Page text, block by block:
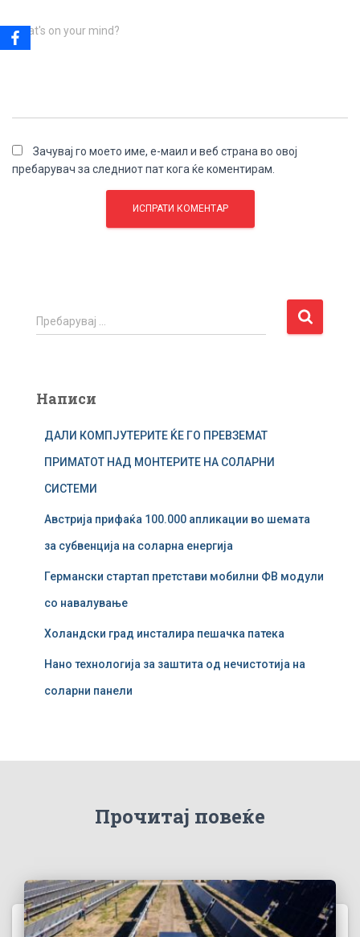
What's on your mind?
Зачувај го моето име, е-маил и веб страна во овој
пребарувач за следниот пат кога ќе коментирам.
П
р
р
Пребарувај …
Написи
ДАЛИ КОМПЈУТЕРИТЕ ЌЕ ГО ПРЕВЗЕМАТ
ПРИМАТОТ НАД МОНТЕРИТЕ НА СОЛАРНИ
СИСТЕМИ
Австрија прифаќа 100.000 апликации во шемата
за субвенција на соларна енергија
Германски стартап претстави мобилни ФВ модули
со навалување
Холандски град инсталира пешачка патека
Нано технологија за заштита од нечистотија на
соларни панели
Прочитај повеќе